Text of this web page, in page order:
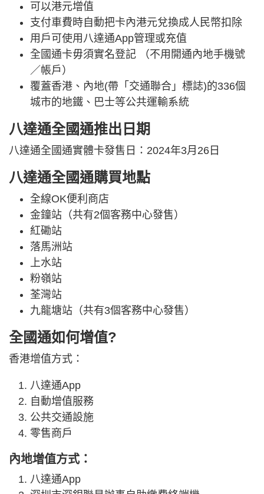
可以港元增值
支付車費時自動把卡內港元兌換成人民幣扣除
用戶可使用八達通App管理或充值
全國通卡毋須實名登記 （不用開通內地手機號
／帳戶）
覆蓋香港、內地(帶「交通聯合」標誌)的336個
城市的地鐵、巴士等公共運輸系統
八達通全國通推出日期
八達通全國通實體卡發售日：2024年3月26日
八達通全國通購買地點
全線OK便利商店
金鐘站（共有2個客務中心發售）
紅磡站
落馬洲站
上水站
粉嶺站
荃灣站
九龍塘站（共有3個客務中心發售）
全國通如何增值?
香港增值方式：
八達通App
自動增值服務
公共交通設施
零售商戶
內地增值方式：
八達通App